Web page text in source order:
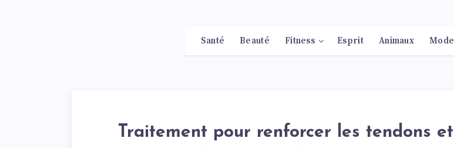
Santé Beauté Fitness Esprit Animaux Mode
Traitement pour renforcer les tendons et